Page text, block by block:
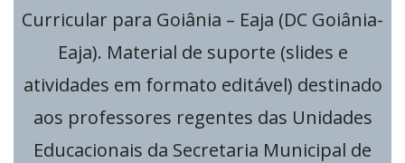
Curricular para Goiânia – Eaja (DC Goiânia-
Eaja). Material de suporte (slides e
atividades em formato editável) destinado
aos professores regentes das Unidades
Educacionais da Secretaria Municipal de